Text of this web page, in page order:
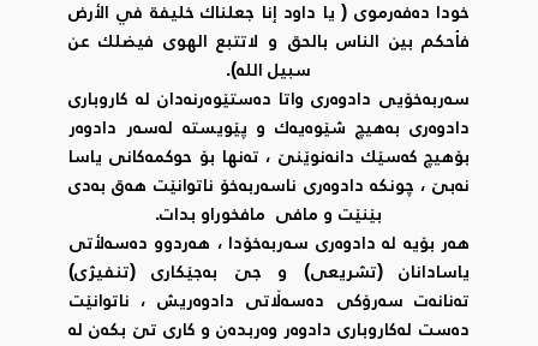
خودا دەفەرموی ( يا داود إنا جعلناك خليفة في الأرض
فأحكم بين الناس بالحق و لاتتبع الهوى فيضلك عن
سبيل الله).
سەربەخۆیی دادوەری واتا دەستێوەرنەدان لە کاروباری
دادوەری بەهیچ شێوەیەك و پێویستە لەسەر دادوەر
بۆهیچ کەسێك دانەنوێنێ ، تەنها بۆ حوکمەکانی یاسا
نەبێ ، چونکە دادوەری ناسەربەخۆ ناتوانێت هەق بەدی
بێنێت و مافی مافخوراو بدات.
هەر بۆیە لە دادوەری سەربەخۆدا ، هەردوو دەسەلأتی
یاسادانان (تشریعی) و جێ بەجێکاری (تنفیژی)
تەنانەت سەرۆکی دەسەڵاتی دادوەریش ، ناتوانێت
دەست لەکاروباری دادوەر وەربدەن و کاری تێ بکەن لە